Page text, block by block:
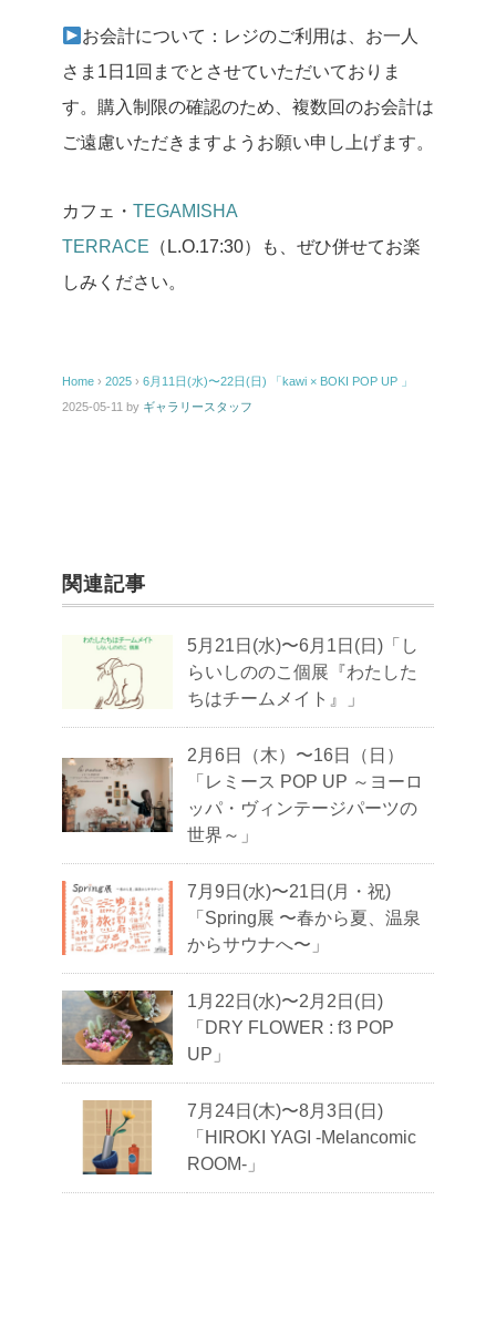
お会計について：レジのご利用は、お一人
さま1日1回までとさせていただいておりま
す。購入制限の確認のため、複数回のお会計は
ご遠慮いただきますようお願い申し上げます。
カフェ・ TEGAMISHA
TERRACE （L.O.17:30）も、ぜひ併せてお楽
しみください。
Home › 2025 › 6月11日(水)〜22日(日) 「kawi × BOKI POP UP 」
2025-05-11 by ギャラリースタッフ
関連記事
5月21日(水)〜6月1日(日)「し
らいしののこ個展『わたした
ちはチームメイト』」
2月6日（木）〜16日（日）
「レミース POP UP ～ヨーロ
ッパ・ヴィンテージパーツの
世界～」
7月9日(水)〜21日(月・祝)
「Spring展 〜春から夏、温泉
からサウナへ〜」
1月22日(水)〜2月2日(日)
「DRY FLOWER : f3 POP
UP」
7月24日(木)〜8月3日(日)
「HIROKI YAGI -Melancomic
ROOM-」